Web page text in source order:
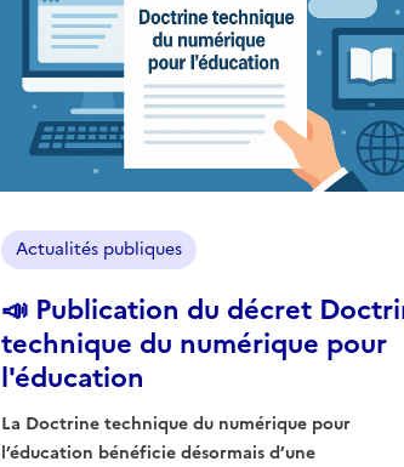
📣 Publication du décret
technique du numérique pour
l'éducation
La Doctrine technique du numérique pour
l’éducation bénéficie désormais d’une
Actualités publiques